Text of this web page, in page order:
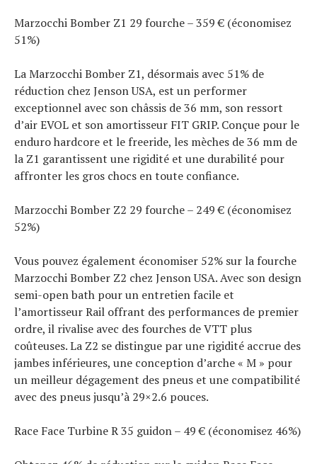
Marzocchi Bomber Z1 29 fourche – 359 € (économisez
51%)
La Marzocchi Bomber Z1, désormais avec 51% de
réduction chez Jenson USA, est un performer
exceptionnel avec son châssis de 36 mm, son ressort
d’air EVOL et son amortisseur FIT GRIP. Conçue pour le
enduro hardcore et le freeride, les mèches de 36 mm de
la Z1 garantissent une rigidité et une durabilité pour
affronter les gros chocs en toute confiance.
Marzocchi Bomber Z2 29 fourche – 249 € (économisez
52%)
Vous pouvez également économiser 52% sur la fourche
Marzocchi Bomber Z2 chez Jenson USA. Avec son design
semi-open bath pour un entretien facile et
l’amortisseur Rail offrant des performances de premier
ordre, il rivalise avec des fourches de VTT plus
coûteuses. La Z2 se distingue par une rigidité accrue des
jambes inférieures, une conception d’arche « M » pour
un meilleur dégagement des pneus et une compatibilité
avec des pneus jusqu’à 29×2.6 pouces.
Race Face Turbine R 35 guidon – 49 € (économisez 46%)